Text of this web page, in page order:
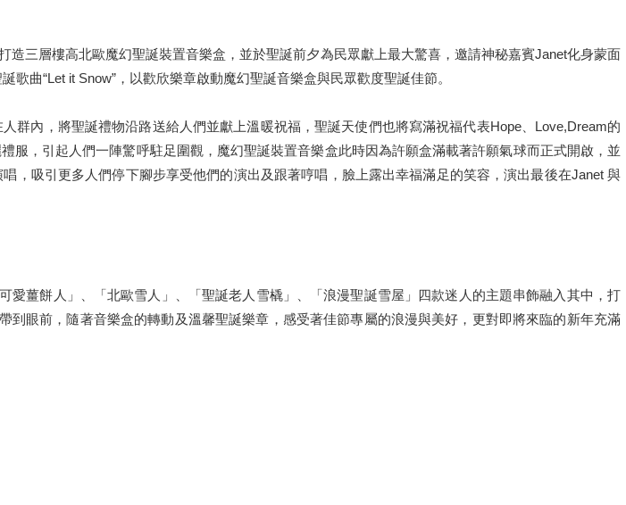
三層樓高北歐魔幻聖誕裝置音樂盒，並於聖誕前夕為民眾獻上最大驚喜，邀請神秘嘉賓Janet化身蒙面
曲“Let it Snow”，以歡欣樂章啟動魔幻聖誕音樂盒與民眾歡度聖誕佳節。
內，將聖誕禮物沿路送給人們並獻上溫暖祝福，聖誕天使們也將寫滿祝福代表Hope、Love,Dream的
，引起人們一陣驚呼駐足圍觀，魔幻聖誕裝置音樂盒此時因為許願盒滿載著許願氣球而正式開啟，並
，吸引更多人們停下腳步享受他們的演出及跟著哼唱，臉上露出幸福滿足的笑容，演出最後在Janet 與
薑餅人」、「北歐雪人」、「聖誕老人雪橇」、「浪漫聖誕雪屋」四款迷人的主題串飾融入其中，打
眼前，隨著音樂盒的轉動及溫馨聖誕樂章，感受著佳節專屬的浪漫與美好，更對即將來臨的新年充滿